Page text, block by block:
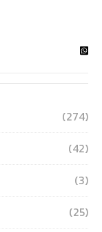
(274)
(42)
(3)
(25)